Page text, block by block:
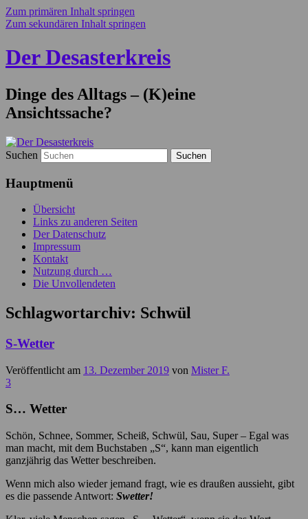
Zum primären Inhalt springen
Zum sekundären Inhalt springen
Der Desasterkreis
Dinge des Alltags – (K)eine
Ansichtssache?
Suchen
Hauptmenü
Übersicht
Links zu anderen Seiten
Der Datenschutz
Impressum
Kontakt
Nutzung durch …
Die Unvollendeten
Schlagwortarchiv: Schwül
S-Wetter
Veröffentlicht am 13. Dezember 2019 von Mister F.
3
S… Wetter
Schön, Schnee, Sommer, Scheiß, Schwül, Sau, Super – Egal was
man macht, mit dem Buchstaben „S“, kann man eigentlich
ganzjährig das Wetter beschreiben.
Wenn mich also wieder jemand fragt, wie es draußen aussieht, gibt
es die passende Antwort: Swetter!